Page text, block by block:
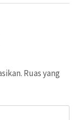
Ruas yang